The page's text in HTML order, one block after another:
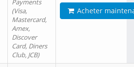
Payments
(Visa,
Mastercard,
Amex,
Discover
Card, Diners
Club, JCB)
Acheter